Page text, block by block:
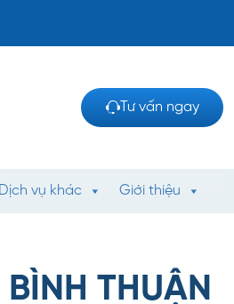
Tư vấn ngay
Dịch vụ khác Giới thiệu
THUẬN